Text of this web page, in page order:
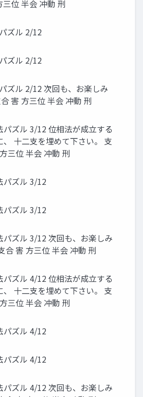
三位 半会 冲動 刑
ズル 2/12
ズル 2/12
ズル 2/12 次回も、お楽しみ
害 方三位 半会 冲動 刑
パズル 3/12 位相法が成立する
、 十二支を埋めて下さい。 支
三位 半会 冲動 刑
パズル 3/12
パズル 3/12
パズル 3/12 次回も、お楽しみ
合 害 方三位 半会 冲動 刑
パズル 4/12 位相法が成立する
、 十二支を埋めて下さい。 支
三位 半会 冲動 刑
パズル 4/12
パズル 4/12
パズル 4/12 次回も、お楽しみ